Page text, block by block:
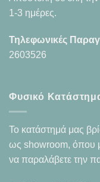
1-3 ημέρες.
Τηλεφωνικές
2603526
Φυσικό
Το κατάστημά μας
ως showroom, όπου
να παραλάβετε την